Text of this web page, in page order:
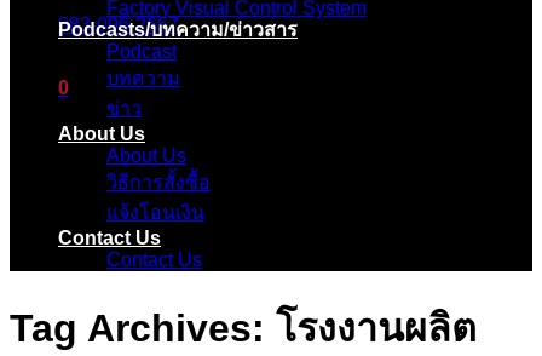
083-096-2657
0
ตะกร้าสินค้า
ไม่มีสินค้าในตะกร้า
Factory Visual Control System
Podcasts/บทความ/ข่าวสาร
Podcast
บทความ
ข่าว
About Us
About Us
วิธีการสั้งซื้อ
แจ้งโอนเงิน
Contact Us
Contact Us
Tag Archives: โรงงานผลิต